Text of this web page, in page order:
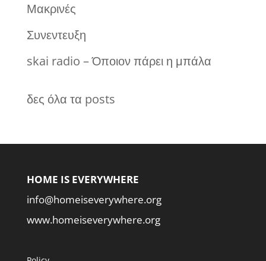
Μακρινές
Συνεντευξη
skai radio – Όποιον πάρει η μπάλα
δες όλα τα posts
HOME IS EVERYWHERE
info@homeiseverywhere.org
www.homeiseverywhere.org